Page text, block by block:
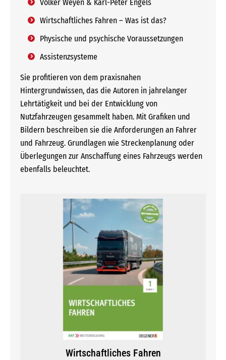
Volker Weyen & Karl-Peter Engels
Wirtschaftliches Fahren – Was ist das?
Physische und psychische Voraussetzungen
Assistenzsysteme
Sie profitieren von dem praxisnahen
Hintergrundwissen, das die Autoren in jahrelanger
Lehrtätigkeit und bei der Entwicklung von
Nutzfahrzeugen gesammelt haben. Mit Grafiken und
Bildern beschreiben sie die Anforderungen an Fahrer
und Fahrzeug. Grundlagen wie Streckenplanung oder
Überlegungen zur Anschaffung eines Fahrzeugs werden
ebenfalls beleuchtet.
Wirtschaftliches Fahren